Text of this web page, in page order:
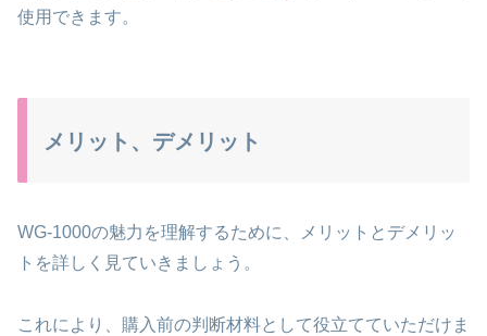
使用できます。
メリット、デメリット
WG-1000の魅力を理解するために、メリットとデメリッ
トを詳しく見ていきましょう。
これにより、購入前の判断材料として役立てていただけま